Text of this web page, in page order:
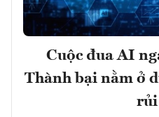
Cuộc đua AI
Thành bại nằm ở
rủi